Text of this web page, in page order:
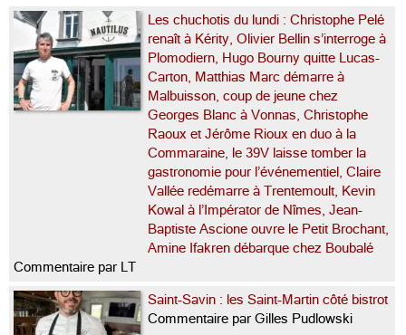
Les chuchotis du lundi : Christophe Pelé
renaît à Kérity, Olivier Bellin s’interroge à
Plomodiern, Hugo Bourny quitte Lucas-
Carton, Matthias Marc démarre à
Malbuisson, coup de jeune chez
Georges Blanc à Vonnas, Christophe
Raoux et Jérôme Rioux en duo à la
Commaraine, le 39V laisse tomber la
gastronomie pour l’événementiel, Claire
Vallée redémarre à Trentemoult, Kevin
Kowal à l’Impérator de Nîmes, Jean-
Baptiste Ascione ouvre le Petit Brochant,
Amine Ifakren débarque chez Boubalé
Commentaire par LT
Saint-Savin : les Saint-Martin côté bistrot
Commentaire par Gilles Pudlowski